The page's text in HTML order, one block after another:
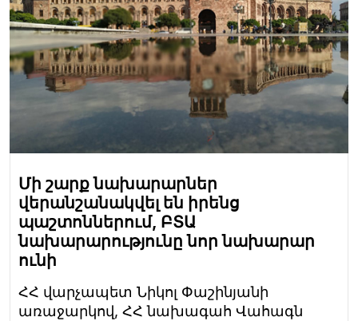
Մի շարք նախարարներ
վերանշանակվել են իրենց
պաշտոններում, ԲՏԱ
նախարարությունը նոր նախարար
ունի
ՀՀ վարչապետ Նիկոլ Փաշինյանի
առաջարկով, ՀՀ նախագահ Վահագն